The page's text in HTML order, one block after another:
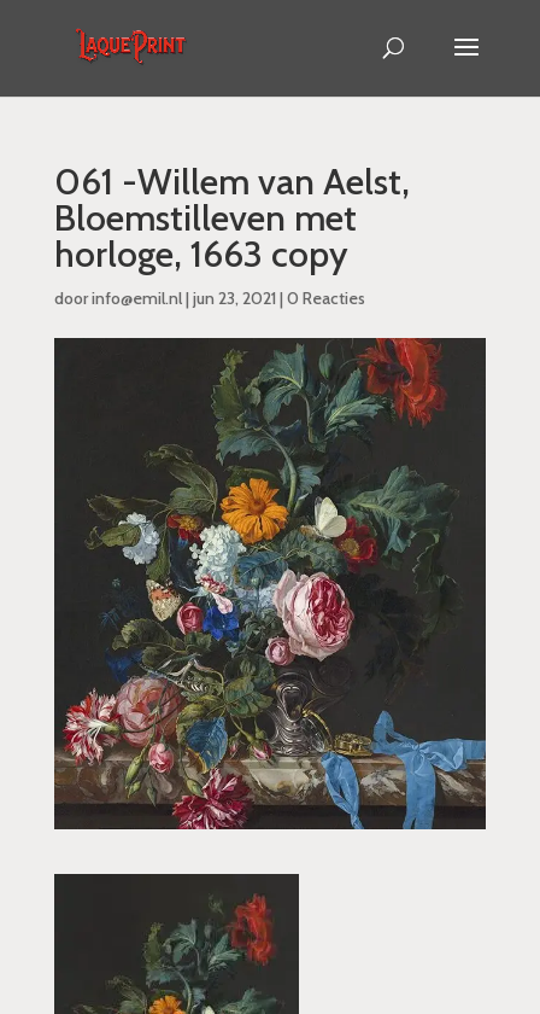
061 -Willem van Aelst,
Bloemstilleven met
horloge, 1663 copy
doorinfo@emil.nl| jun 23, 2021 | 0 Reacties